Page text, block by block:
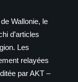
Wallonie, le
d’articles
Les
relayées
par AKT –